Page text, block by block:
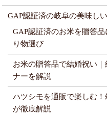
GAP認証済の岐阜の美味し
GAP認証済のお米を贈答
り物選び
お米の贈答品で結婚祝い
ナーを解説
ハツシモを通販で楽しむ
が徹底解説